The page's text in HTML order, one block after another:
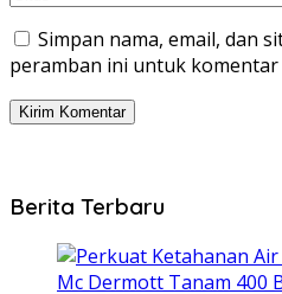
Simpan nama, email, dan
peramban ini untuk komentar
Berita Terbaru